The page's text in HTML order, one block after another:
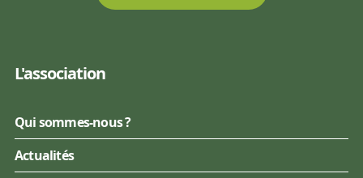
L'association
Qui sommes-nous ?
Actualités